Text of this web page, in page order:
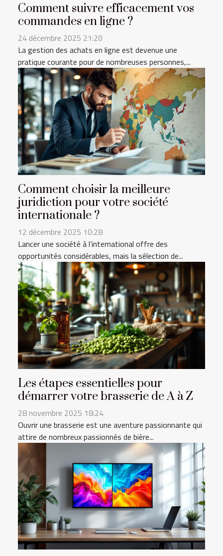
Comment suivre efficacement vos
commandes en ligne ?
24 décembre 2025 21:20
La gestion des achats en ligne est devenue une
pratique courante pour de nombreuses personnes,...
Comment choisir la meilleure
juridiction pour votre société
internationale ?
12 décembre 2025 10:28
Lancer une société à l’international offre des
opportunités considérables, mais la sélection de...
Les étapes essentielles pour
démarrer votre brasserie de A à Z
28 novembre 2025 18:24
Ouvrir une brasserie est une aventure passionnante qui
attire de nombreux passionnés de bière...